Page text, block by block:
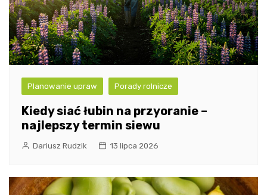
Planowanie upraw Porady rolnicze
Kiedy siać łubin na przyoranie –
najlepszy termin siewu
Dariusz Rudzik 13 lipca 2026